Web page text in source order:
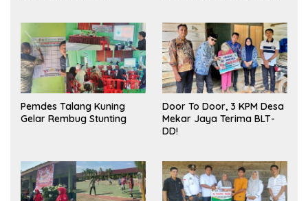
Pasar
Pemdes Talang Kuning
Gelar Rembug Stunting
Door To Door, 3 KPM Desa
Mekar Jaya Terima BLT-
DD!